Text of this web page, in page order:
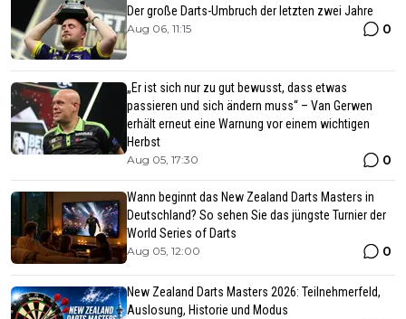
Der große Darts-Umbruch der letzten zwei Jahre
Aug 06, 11:15 0
„Er ist sich nur zu gut bewusst, dass etwas
passieren und sich ändern muss“ – Van Gerwen
erhält erneut eine Warnung vor einem wichtigen
Herbst
Aug 05, 17:30 0
Wann beginnt das New Zealand Darts Masters in
Deutschland? So sehen Sie das jüngste Turnier der
World Series of Darts
Aug 05, 12:00 0
New Zealand Darts Masters 2026: Teilnehmerfeld,
Auslosung, Historie und Modus